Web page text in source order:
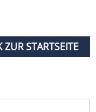
ZUR STARTSEITE